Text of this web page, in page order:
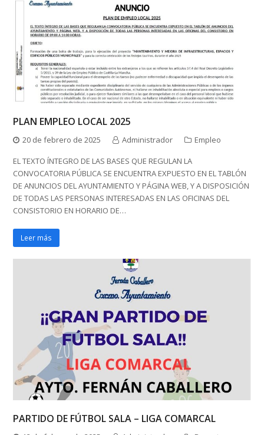
PLAN EMPLEO LOCAL 2025
20 de febrero de 2025 Administrador
Empleo
EL TEXTO ÍNTEGRO DE LAS BASES QUE REGULAN LA
CONVOCATORIA PÚBLICA SE ENCUENTRA EXPUESTO EN EL TABLÓN
DE ANUNCIOS DEL AYUNTAMIENTO Y PÁGINA WEB, Y A DISPOSICIÓN
DE TODAS LAS PERSONAS INTERESADAS EN LAS OFICINAS DEL
CONSISTORIO EN HORARIO DE…
Leer más
PARTIDO DE FÚTBOL SALA – LIGA COMARCAL